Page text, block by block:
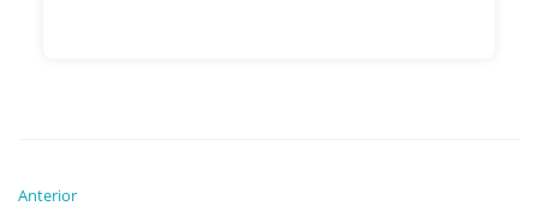
Anterior